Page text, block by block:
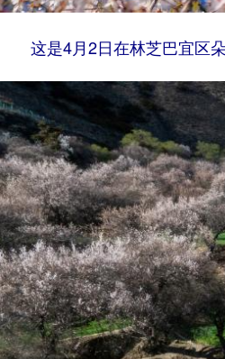
这是4月2日在林芝巴宜区